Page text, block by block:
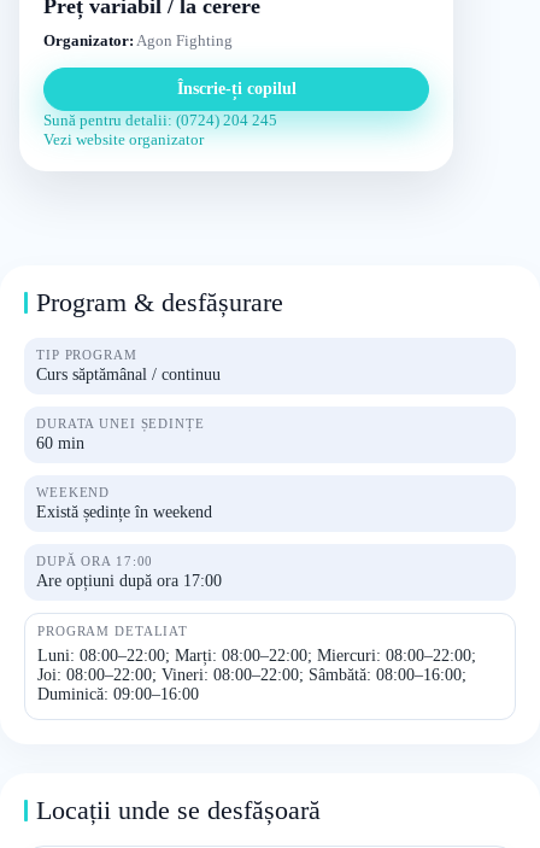
Preț variabil / la cerere
Organizator: Agon Fighting
Înscrie-ți copilul
Sună pentru detalii: (0724) 204 245
Vezi website organizator
Program & desfășurare
TIP PROGRAM
Curs săptămânal / continuu
DURATA UNEI ȘEDINȚE
60 min
WEEKEND
Există ședințe în weekend
DUPĂ ORA 17:00
Are opțiuni după ora 17:00
PROGRAM DETALIAT
Luni: 08:00–22:00; Marți: 08:00–22:00; Miercuri: 08:00–22:00;
Joi: 08:00–22:00; Vineri: 08:00–22:00; Sâmbătă: 08:00–16:00;
Duminică: 09:00–16:00
Locații unde se desfășoară